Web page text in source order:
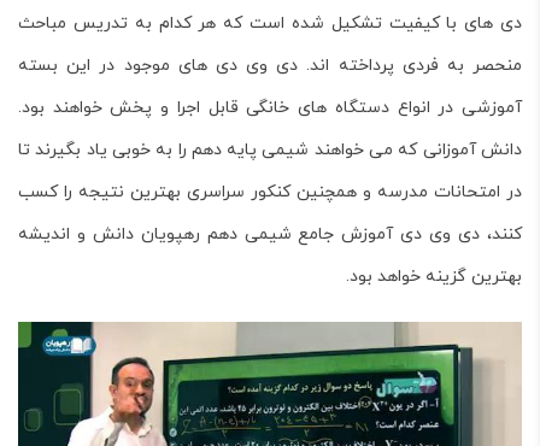
دی های با کیفیت تشکیل شده است که هر کدام به تدریس مباحث
منحصر به فردی پرداخته اند. دی وی دی های موجود در این بسته
آموزشی در انواع دستگاه های خانگی قابل اجرا و پخش خواهند بود.
دانش آموزانی که می خواهند شیمی پایه دهم را به خوبی یاد بگیرند تا
در امتحانات مدرسه و همچنین کنکور سراسری بهترین نتیجه را کسب
کنند، دی وی دی آموزش جامع شیمی دهم رهپویان دانش و اندیشه
بهترین گزینه خواهد بود.